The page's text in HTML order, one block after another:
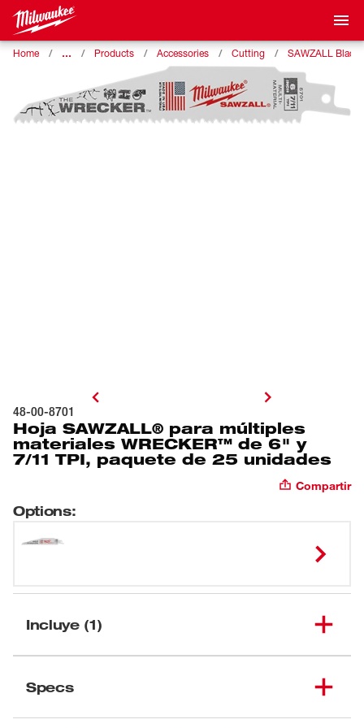
Home … Products Accessories Cutting SAWZALL Blades
48-00-8701
Hoja SAWZALL® para múltiples
materiales WRECKER™ de 6" y
7/11 TPI, paquete de 25 unidades
Compartir
Options:
Incluye (1)
(1)
Specs